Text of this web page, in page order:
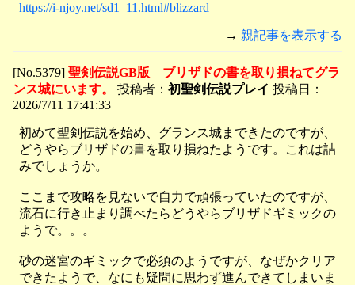
https://i-njoy.net/sd1_11.html#blizzard
→ 親記事を表示する
[No.5379] 聖剣伝説GB版 ブリザドの書を取り損ねてグラ
ンス城にいます。
投稿者： 初聖剣伝説プレイ 投稿日：
2026/7/11 17:41:33
初めて聖剣伝説を始め、グランス城まできたのですが、
どうやらブリザドの書を取り損ねたようです。これは詰
みでしょうか。
ここまで攻略を見ないで自力で頑張っていたのですが、
流石に行き止まり調べたらどうやらブリザドギミックの
ようで。。。
砂の迷宮のギミックで必須のようですが、なぜかクリア
できたようで、なにも疑問に思わず進んできてしまいま